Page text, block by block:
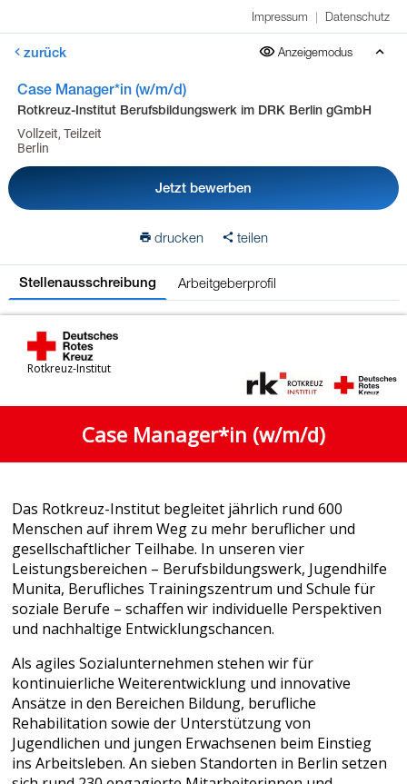
Impressum | Datenschutz
zurück Anzeigemodus
Case Manager*in (w/m/d)
Rotkreuz-Institut Berufsbildungswerk im DRK Berlin gGmbH
Vollzeit, Teilzeit
Berlin
Jetzt bewerben
drucken teilen
Stellenausschreibung Arbeitgeberprofil